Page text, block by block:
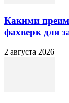
Какими
фахверк для
2 августа 2026